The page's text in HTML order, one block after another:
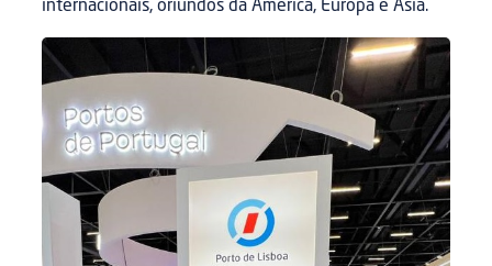
internacionais, oriundos da América, Europa e Ásia.